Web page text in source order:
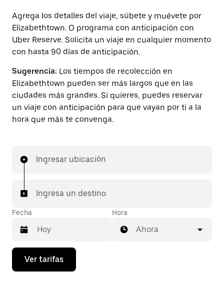
Agrega los detalles del viaje, súbete y muévete por
Elizabethtown. O programa con anticipación con
Uber Reserve. Solicita un viaje en cualquier momento
con hasta 90 días de anticipación.
Sugerencia: Los tiempos de recolección en
Elizabethtown pueden ser más largos que en las
ciudades más grandes. Si quieres, puedes reservar
un viaje con anticipación para que vayan por ti a la
hora que más te convenga.
Ingresar ubicación
Ingresa un destino
Fecha
Presiona
flecha
Hora
Ahora
Ver tarifas